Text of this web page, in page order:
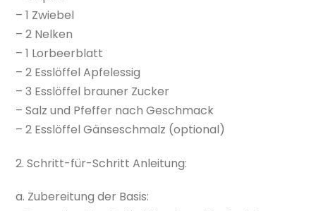
– 1 Zwiebel
– 2 Nelken
– 1 Lorbeerblatt
– 2 Esslöffel Apfelessig
– 3 Esslöffel brauner Zucker
– Salz und Pfeffer nach Geschmack
– 2 Esslöffel Gänseschmalz (optional)
2. Schritt-für-Schritt Anleitung:
a. Zubereitung der Basis: